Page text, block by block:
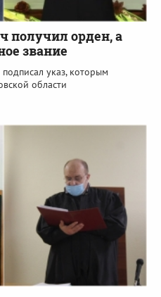
получил орден, а
звание
указ, которым
области